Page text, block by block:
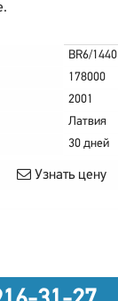
BR6/1440
178000
2001
Латвия
30 дней
Узнать цену